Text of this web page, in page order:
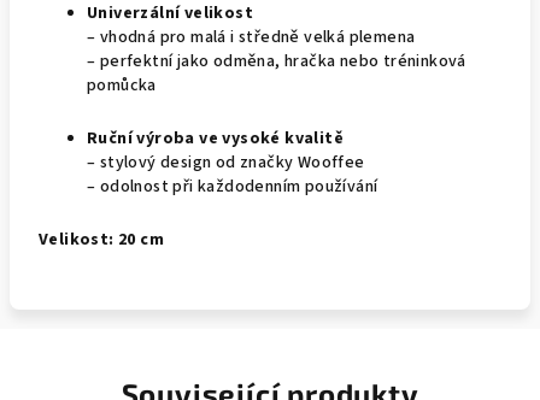
Univerzální velikost
– vhodná pro malá i středně velká plemena
– perfektní jako odměna, hračka nebo tréninková
pomůcka
Ruční výroba ve vysoké kvalitě
– stylový design od značky Wooffee
– odolnost při každodenním používání
Velikost: 20 cm